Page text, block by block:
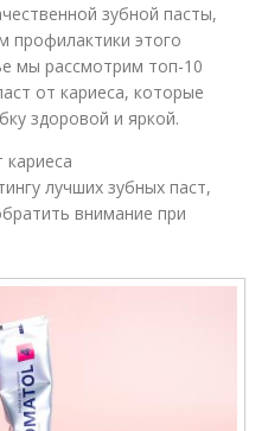
Паста для
достижения
Пасты перед
покупкой
зубной пасты,
профилактики этого
мы рассмотрим топ-10
от кариеса, которые
здоровой и яркой.
кариеса
лучших зубных паст,
внимание при